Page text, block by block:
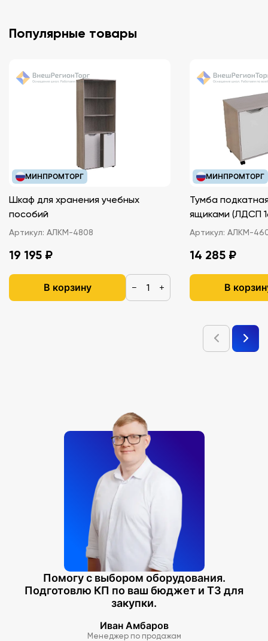
Популярные товары
МИНПРОМТОРГ
Шкаф для хранения учебных
пособий
Артикул: АЛКМ-4808
19 195 ₽
В корзину − +
МИНПРОМТОРГ
Тумба
ящиками
Артикул: АЛКМ-
14 285 ₽
В
Помогу с выбором оборудования.
Подготовлю КП по ваш бюджет и ТЗ для
закупки.
Иван Амбаров
Менеджер по продажам